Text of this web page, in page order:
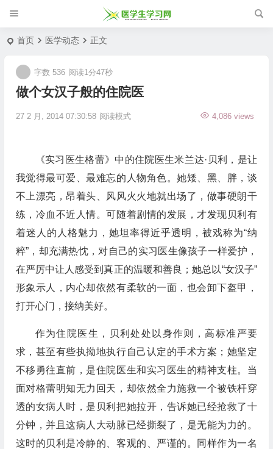
首页 医学动态 正文
做个女汉子般的住院医
27 2 月, 2014 07:30:58 4,086 views
字数 536 阅读1分47秒
阅读模式
《实习医生格蕾》中的住院医生米兰达·贝利，是让
我觉得最可爱、最难忘的人物角色。她矮、黑、胖，谈
不上漂亮，昂着头、风风火火地就出场了，做事硬朗干
练，冷血不近人情。可随着剧情的发展，才发现贝利有
着迷人的人格魅力，她坦率得近乎透明，被戏称为“纳
粹”，却充满热忱，对自己的实习医生像孩子一样爱护，
在严厉中让人感受到真正的温暖和善良；她总以“女汉子”
形象示人，内心却依然有柔软的一面，也会卸下盔甲，
打开心门，接纳美好。
作为住院医生，贝利处处以身作则，高标准严要
求，甚至有些执拗地执行自己认定的手术方案；她坚定
不移勇往直前，是住院医生和实习医生的精神支柱。当
面对格蕾明知无力回天，却依然全力施救一个被铁杆穿
透的女病人时，是贝利把她拉开，告诉她已经抢救了十
分钟，并且这病人大动脉已经撕裂了，是无能为力的。
这时的贝利是冷静的、客观的、严谨的。同样作为一名